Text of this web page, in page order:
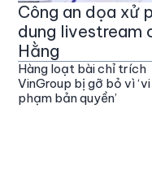
Công an dọa xử
dung livestream
Hằng
Hàng loạt bài chỉ trích
VinGroup bị gỡ bỏ vì ‘vi
phạm bản quyền’